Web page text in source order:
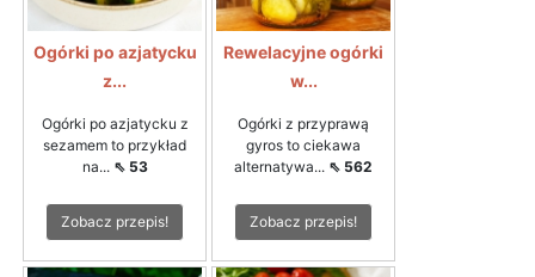
Ogórki po azjatycku
z...
Ogórki po azjatycku z
sezamem to przykład
na... ⇖ 53
Zobacz przepis!
Rewelacyjne ogórki
w...
Ogórki z przyprawą
gyros to ciekawa
alternatywa... ⇖ 562
Zobacz przepis!